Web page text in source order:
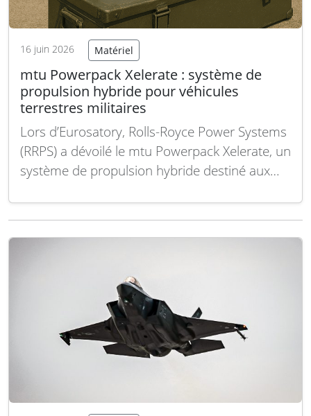
16 juin 2026 Matériel
mtu Powerpack Xelerate : système de
propulsion hybride pour véhicules
terrestres militaires
Lors d’Eurosatory, Rolls-Royce Power Systems
(RRPS) a dévoilé le mtu Powerpack Xelerate, un
système de propulsion hybride destiné aux
exigences croissantes des forces armées
gestion intelligente de l’énergie. Ce nouveau…